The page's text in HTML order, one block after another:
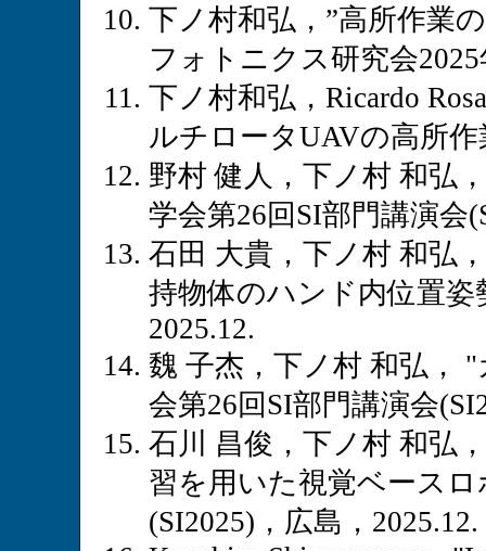
下ノ村和弘，”高所作業
フォトニクス研究会
下ノ村和弘，Ricardo
ルチロータUAVの高所
野村 健人，下ノ村 和弘
学会第26回SI部門講演会
石田 大貴，下ノ村 和弘
持物体のハンド内位置姿
2025.12.
魏 子杰，下ノ村 和弘，
会第26回SI部門講演会
石川 昌俊，下ノ村 和弘
習を用いた視覚ベース
(SI2025)，広島，2025.12.